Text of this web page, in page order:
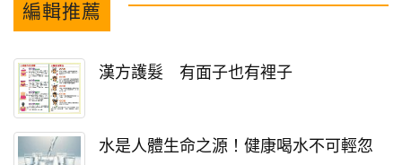
編輯推薦
漢方護髮 有面子也有裡子
水是人體生命之源！健康喝水不可輕忽